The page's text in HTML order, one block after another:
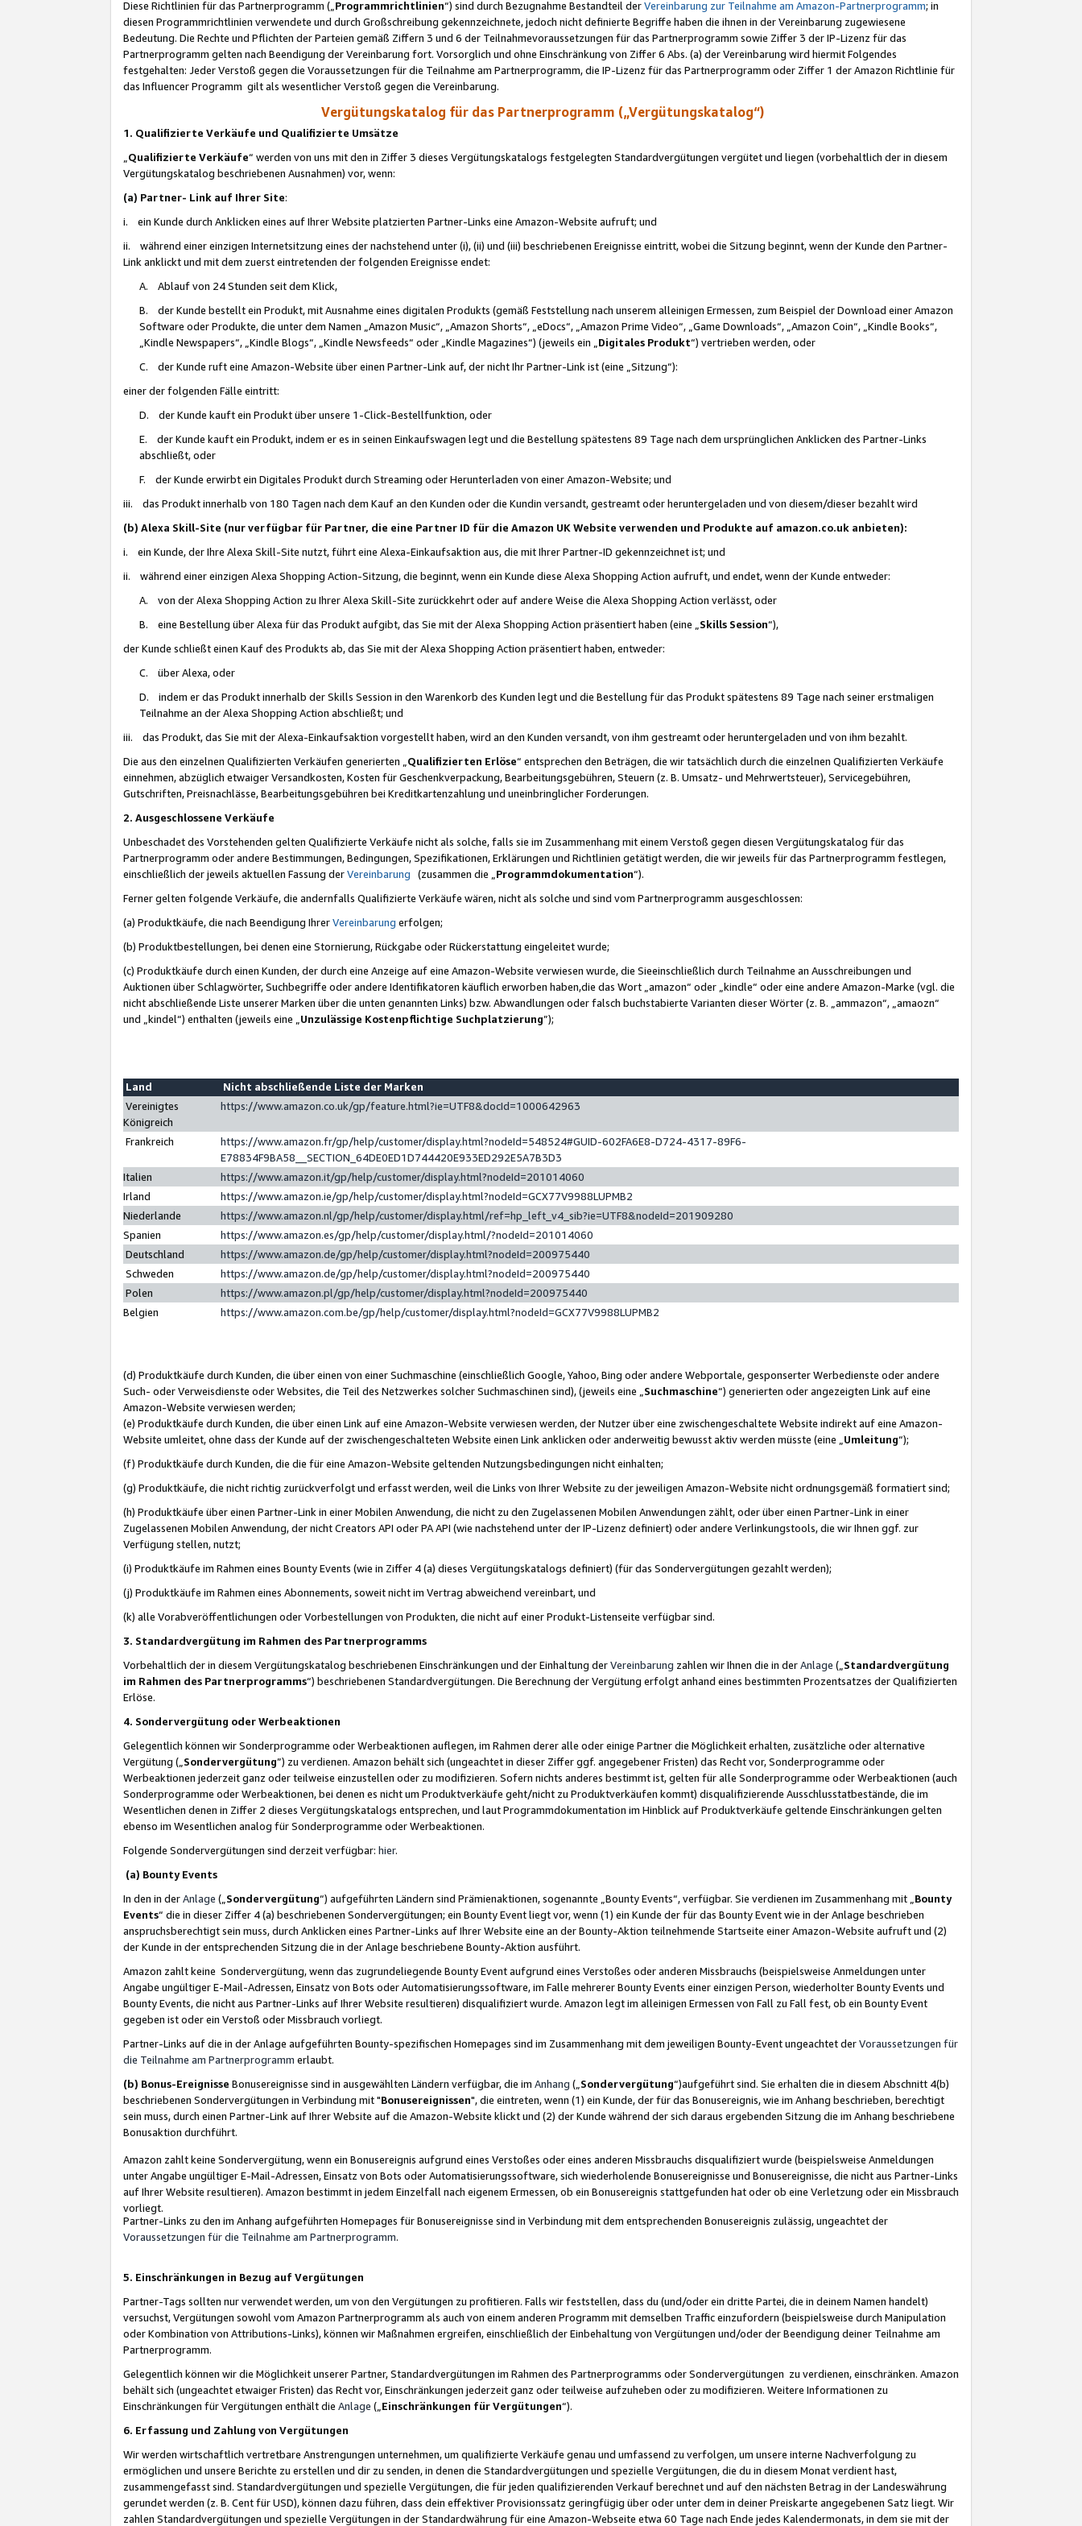
Diese Richtlinien für das Partnerprogramm („Programmrichtlinien“) sind durch Bezugnahme Bestandteil derVereinbarung zur Teilnahme am Amazon-Partnerprogramm; in
diesen Programmrichtlinien verwendete und durch Großschreibung gekennzeichnete, jedoch nicht definierte Begriffe haben die ihnen in der Vereinbarung zugewiesene
Bedeutung. Die Rechte und Pflichten der Parteien gemäß Ziffern 3 und 6 der Teilnahmevoraussetzungen für das Partnerprogramm sowie Ziffer 3 der IP-Lizenz für das
Partnerprogramm gelten nach Beendigung der Vereinbarung fort. Vorsorglich und ohne Einschränkung von Ziffer 6 Abs. (a) der Vereinbarung wird hiermit Folgendes
festgehalten: Jeder Verstoß gegen die Voraussetzungen für die Teilnahme am Partnerprogramm, die IP-Lizenz für das Partnerprogramm oder Ziffer 1 der Amazon Richtlinie für
das Influencer Programm gilt als wesentlicher Verstoß gegen die Vereinbarung.
Vergütungskatalog für das Partnerprogramm („Vergütungskatalog“)
1. Qualifizierte Verkäufe und Qualifizierte Umsätze
Qualifizierte Verkäufe“ werden von uns mit den in Ziffer 3 dieses Vergütungskatalogs festgelegten Standardvergütungen vergütet und liegen (vorbehaltlich der in diesem
Vergütungskatalog beschriebenen Ausnahmen) vor, wenn:
(a) Partner- Link auf Ihrer Site:
i. ein Kunde durch Anklicken eines auf Ihrer Website platzierten Partner-Links eine Amazon-Website aufruft; und
ii. während einer einzigen Internetsitzung eines der nachstehend unter (i), (ii) und (iii) beschriebenen Ereignisse eintritt, wobei die Sitzung beginnt, wenn der Kunde den Partner-
Link anklickt und mit dem zuerst eintretenden der folgenden Ereignisse endet:
A. Ablauf von 24 Stunden seit dem Klick,
B. der Kunde bestellt ein Produkt, mit Ausnahme eines digitalen Produkts (gemäß Feststellung nach unserem alleinigen Ermessen, zum Beispiel der Download einer Amazon
Software oder Produkte, die unter dem Namen „Amazon Music“, „Amazon Shorts“, „eDocs“, „Amazon Prime Video“, „Game Downloads“, „Amazon Coin“, „Kindle Books“,
„Kindle Newspapers“, „Kindle Blogs“, „Kindle Newsfeeds“ oder „Kindle Magazines“) (jeweils ein „ Digitales Produkt“) vertrieben werden, oder
C. der Kunde ruft eine Amazon-Website über einen Partner-Link auf, der nicht Ihr Partner-Link ist (eine „Sitzung“):
einer der folgenden Fälle eintritt:
D. der Kunde kauft ein Produkt über unsere 1-Click-Bestellfunktion, oder
E. der Kunde kauft ein Produkt, indem er es in seinen Einkaufswagen legt und die Bestellung spätestens 89 Tage nach dem ursprünglichen Anklicken des Partner-Links
abschließt, oder
F. der Kunde erwirbt ein Digitales Produkt durch Streaming oder Herunterladen von einer Amazon-Website; und
iii. das Produkt innerhalb von 180 Tagen nach dem Kauf an den Kunden oder die Kundin versandt, gestreamt oder heruntergeladen und von diesem/dieser bezahlt wird
(b) Alexa Skill-Site (nur verfügbar für Partner, die eine Partner ID für die Amazon UK Website verwenden und Produkte auf amazon.co.uk anbieten):
i. ein Kunde, der Ihre Alexa Skill-Site nutzt, führt eine Alexa-Einkaufsaktion aus, die mit Ihrer Partner-ID gekennzeichnet ist; und
ii. während einer einzigen Alexa Shopping Action-Sitzung, die beginnt, wenn ein Kunde diese Alexa Shopping Action aufruft, und endet, wenn der Kunde entweder:
A. von der Alexa Shopping Action zu Ihrer Alexa Skill-Site zurückkehrt oder auf andere Weise die Alexa Shopping Action verlässt, oder
B. eine Bestellung über Alexa für das Produkt aufgibt, das Sie mit der Alexa Shopping Action präsentiert haben (eine „ Skills Session“),
der Kunde schließt einen Kauf des Produkts ab, das Sie mit der Alexa Shopping Action präsentiert haben, entweder:
C. über Alexa, oder
D. indem er das Produkt innerhalb der Skills Session in den Warenkorb des Kunden legt und die Bestellung für das Produkt spätestens 89 Tage nach seiner erstmaligen
Teilnahme an der Alexa Shopping Action abschließt; und
iii. das Produkt, das Sie mit der Alexa-Einkaufsaktion vorgestellt haben, wird an den Kunden versandt, von ihm gestreamt oder heruntergeladen und von ihm bezahlt.
Die aus den einzelnen Qualifizierten Verkäufen generierten „ Qualifizierten Erlöse“ entsprechen den Beträgen, die wir tatsächlich durch die einzelnen Qualifizierten Verkäufe
einnehmen, abzüglich etwaiger Versandkosten, Kosten für Geschenkverpackung, Bearbeitungsgebühren, Steuern (z. B. Umsatz- und Mehrwertsteuer), Servicegebühren,
Gutschriften, Preisnachlässe, Bearbeitungsgebühren bei Kreditkartenzahlung und uneinbringlicher Forderungen.
2. Ausgeschlossene Verkäufe
Unbeschadet des Vorstehenden gelten Qualifizierte Verkäufe nicht als solche, falls sie im Zusammenhang mit einem Verstoß gegen diesen Vergütungskatalog für das
Partnerprogramm oder andere Bestimmungen, Bedingungen, Spezifikationen, Erklärungen und Richtlinien getätigt werden, die wir jeweils für das Partnerprogramm festlegen,
einschließlich der jeweils aktuellen Fassung derVereinbarung (zusammen die „ Programmdokumentation“).
Ferner gelten folgende Verkäufe, die andernfalls Qualifizierte Verkäufe wären, nicht als solche und sind vom Partnerprogramm ausgeschlossen:
(a) Produktkäufe, die nach Beendigung IhrerVereinbarung erfolgen;
(b) Produktbestellungen, bei denen eine Stornierung, Rückgabe oder Rückerstattung eingeleitet wurde;
(c) Produktkäufe durch einen Kunden, der durch eine Anzeige auf eine Amazon-Website verwiesen wurde, die Sieeinschließlich durch Teilnahme an Ausschreibungen und
Auktionen über Schlagwörter, Suchbegriffe oder andere Identifikatoren käuflich erworben haben,die das Wort „amazon“ oder „kindle“ oder eine andere Amazon-Marke (vgl. die
nicht abschließende Liste unserer Marken über die unten genannten Links) bzw. Abwandlungen oder falsch buchstabierte Varianten dieser Wörter (z. B. „ammazon“, „amaozn“
und „kindel“) enthalten (jeweils eine „ Unzulässige Kostenpflichtige Suchplatzierung”);
Land
Nicht abschließende Liste der Marken
Vereinigtes
Königreich
https://www.amazon.co.uk/gp/feature.html?ie=UTF8&docId=1000642963
Frankreich
https://www.amazon.fr/gp/help/customer/display.html?nodeId=548524#GUID-602FA6E8-D724-4317-89F6-
E78834F9BA58__SECTION_64DE0ED1D744420E933ED292E5A7B3D3
Italien
https://www.amazon.it/gp/help/customer/display.html?nodeId=201014060
Irland
https://www.amazon.ie/gp/help/customer/display.html?nodeId=GCX77V9988LUPMB2
Niederlande
https://www.amazon.nl/gp/help/customer/display.html/ref=hp_left_v4_sib?ie=UTF8&nodeId=201909280
Spanien
https://www.amazon.es/gp/help/customer/display.html/?nodeId=201014060
Deutschland
https://www.amazon.de/gp/help/customer/display.html?nodeId=200975440
Schweden
https://www.amazon.de/gp/help/customer/display.html?nodeId=200975440
Polen
https://www.amazon.pl/gp/help/customer/display.html?nodeId=200975440
Belgien
https://www.amazon.com.be/gp/help/customer/display.html?nodeId=GCX77V9988LUPMB2
(d) Produktkäufe durch Kunden, die über einen von einer Suchmaschine (einschließlich Google, Yahoo, Bing oder andere Webportale, gesponserter Werbedienste oder andere
Such- oder Verweisdienste oder Websites, die Teil des Netzwerkes solcher Suchmaschinen sind), (jeweils eine „ Suchmaschine“) generierten oder angezeigten Link auf eine
Amazon-Website verwiesen werden;
(e) Produktkäufe durch Kunden, die über einen Link auf eine Amazon-Website verwiesen werden, der Nutzer über eine zwischengeschaltete Website indirekt auf eine Amazon-
Website umleitet, ohne dass der Kunde auf der zwischengeschalteten Website einen Link anklicken oder anderweitig bewusst aktiv werden müsste (eine „ Umleitung“);
(f) Produktkäufe durch Kunden, die die für eine Amazon-Website geltenden Nutzungsbedingungen nicht einhalten;
(g) Produktkäufe, die nicht richtig zurückverfolgt und erfasst werden, weil die Links von Ihrer Website zu der jeweiligen Amazon-Website nicht ordnungsgemäß formatiert sind;
(h) Produktkäufe über einen Partner-Link in einer Mobilen Anwendung, die nicht zu den Zugelassenen Mobilen Anwendungen zählt, oder über einen Partner-Link in einer
Zugelassenen Mobilen Anwendung, der nicht Creators API oder PA API (wie nachstehend unter der IP-Lizenz definiert) oder andere Verlinkungstools, die wir Ihnen ggf. zur
Verfügung stellen, nutzt;
(i) Produktkäufe im Rahmen eines Bounty Events (wie in Ziffer 4 (a) dieses Vergütungskatalogs definiert) (für das Sondervergütungen gezahlt werden);
(j) Produktkäufe im Rahmen eines Abonnements, soweit nicht im Vertrag abweichend vereinbart, und
(k) alle Vorabveröffentlichungen oder Vorbestellungen von Produkten, die nicht auf einer Produkt-Listenseite verfügbar sind.
3. Standardvergütung im Rahmen des Partnerprogramms
Vorbehaltlich der in diesem Vergütungskatalog beschriebenen Einschränkungen und der Einhaltung derVereinbarung zahlen wir Ihnen die in derAnlage („ Standardvergütung
im Rahmen des Partnerprogramms“) beschriebenen Standardvergütungen. Die Berechnung der Vergütung erfolgt anhand eines bestimmten Prozentsatzes der Qualifizierten
Erlöse.
4. Sondervergütung oder Werbeaktionen
Gelegentlich können wir Sonderprogramme oder Werbeaktionen auflegen, im Rahmen derer alle oder einige Partner die Möglichkeit erhalten, zusätzliche oder alternative
Vergütung („ Sondervergütung”) zu verdienen. Amazon behält sich (ungeachtet in dieser Ziffer ggf. angegebener Fristen) das Recht vor, Sonderprogramme oder
Werbeaktionen jederzeit ganz oder teilweise einzustellen oder zu modifizieren. Sofern nichts anderes bestimmt ist, gelten für alle Sonderprogramme oder Werbeaktionen (auch
Sonderprogramme oder Werbeaktionen, bei denen es nicht um Produktverkäufe geht/nicht zu Produktverkäufen kommt) disqualifizierende Ausschlusstatbestände, die im
Wesentlichen denen in Ziffer 2 dieses Vergütungskatalogs entsprechen, und laut Programmdokumentation im Hinblick auf Produktverkäufe geltende Einschränkungen gelten
ebenso im Wesentlichen analog für Sonderprogramme oder Werbeaktionen.
Folgende Sondervergütungen sind derzeit verfügbar: hier.
(a) Bounty Events
In den in derAnlage („ Sondervergütung“) aufgeführten Ländern sind Prämienaktionen, sogenannte „Bounty Events“, verfügbar. Sie verdienen im Zusammenhang mit „ Bounty
Events“ die in dieser Ziffer 4 (a) beschriebenen Sondervergütungen; ein Bounty Event liegt vor, wenn (1) ein Kunde der für das Bounty Event wie in der Anlage beschrieben
anspruchsberechtigt sein muss, durch Anklicken eines Partner-Links auf Ihrer Website eine an der Bounty-Aktion teilnehmende Startseite einer Amazon-Website aufruft und (2)
der Kunde in der entsprechenden Sitzung die in der Anlage beschriebene Bounty-Aktion ausführt.
Amazon zahlt keine Sondervergütung, wenn das zugrundeliegende Bounty Event aufgrund eines Verstoßes oder anderen Missbrauchs (beispielsweise Anmeldungen unter
Angabe ungültiger E-Mail-Adressen, Einsatz von Bots oder Automatisierungssoftware, im Falle mehrerer Bounty Events einer einzigen Person, wiederholter Bounty Events und
Bounty Events, die nicht aus Partner-Links auf Ihrer Website resultieren) disqualifiziert wurde. Amazon legt im alleinigen Ermessen von Fall zu Fall fest, ob ein Bounty Event
gegeben ist oder ein Verstoß oder Missbrauch vorliegt.
Partner-Links auf die in der Anlage aufgeführten Bounty-spezifischen Homepages sind im Zusammenhang mit dem jeweiligen Bounty-Event ungeachtet derVoraussetzungen für
die Teilnahme am Partnerprogramm erlaubt.
(b) Bonus-Ereignisse Bonusereignisse sind in ausgewählten Ländern verfügbar, die im Anhang („ Sondervergütung“)aufgeführt sind. Sie erhalten die in diesem Abschnitt 4(b)
beschriebenen Sondervergütungen in Verbindung mit "Bonusereignissen", die eintreten, wenn (1) ein Kunde, der für das Bonusereignis, wie im Anhang beschrieben, berechtigt
sein muss, durch einen Partner-Link auf Ihrer Website auf die Amazon-Website klickt und (2) der Kunde während der sich daraus ergebenden Sitzung die im Anhang beschriebene
Bonusaktion durchführt.
Amazon zahlt keine Sondervergütung, wenn ein Bonusereignis aufgrund eines Verstoßes oder eines anderen Missbrauchs disqualifiziert wurde (beispielsweise Anmeldungen
unter Angabe ungültiger E-Mail-Adressen, Einsatz von Bots oder Automatisierungssoftware, sich wiederholende Bonusereignisse und Bonusereignisse, die nicht aus Partner-Links
auf Ihrer Website resultieren). Amazon bestimmt in jedem Einzelfall nach eigenem Ermessen, ob ein Bonusereignis stattgefunden hat oder ob eine Verletzung oder ein Missbrauch
vorliegt.
Partner-Links zu den im Anhang aufgeführten Homepages für Bonusereignisse sind in Verbindung mit dem entsprechenden Bonusereignis zulässig, ungeachtet der
Voraussetzungen für die Teilnahme am Partnerprogramm.
5. Einschränkungen in Bezug auf Vergütungen
Partner-Tags sollten nur verwendet werden, um von den Vergütungen zu profitieren. Falls wir feststellen, dass du (und/oder ein dritte Partei, die in deinem Namen handelt)
versuchst, Vergütungen sowohl vom Amazon Partnerprogramm als auch von einem anderen Programm mit demselben Traffic einzufordern (beispielsweise durch Manipulation
oder Kombination von Attributions-Links), können wir Maßnahmen ergreifen, einschließlich der Einbehaltung von Vergütungen und/oder der Beendigung deiner Teilnahme am
Partnerprogramm.
Gelegentlich können wir die Möglichkeit unserer Partner, Standardvergütungen im Rahmen des Partnerprogramms oder Sondervergütungen zu verdienen, einschränken. Amazon
behält sich (ungeachtet etwaiger Fristen) das Recht vor, Einschränkungen jederzeit ganz oder teilweise aufzuheben oder zu modifizieren. Weitere Informationen zu
Einschränkungen für Vergütungen enthält die Anlage („ Einschränkungen für Vergütungen“).
6. Erfassung und Zahlung von Vergütungen
Wir werden wirtschaftlich vertretbare Anstrengungen unternehmen, um qualifizierte Verkäufe genau und umfassend zu verfolgen, um unsere interne Nachverfolgung zu
ermöglichen und unsere Berichte zu erstellen und dir zu senden, in denen die Standardvergütungen und spezielle Vergütungen, die du in diesem Monat verdient hast,
zusammengefasst sind. Standardvergütungen und spezielle Vergütungen, die für jeden qualifizierenden Verkauf berechnet und auf den nächsten Betrag in der Landeswährung
gerundet werden (z. B. Cent für USD), können dazu führen, dass dein effektiver Provisionssatz geringfügig über oder unter dem in deiner Preiskarte angegebenen Satz liegt. Wir
zahlen Standardvergütungen und spezielle Vergütungen in der Standardwährung für eine Amazon-Webseite etwa 60 Tage nach Ende jedes Kalendermonats, in dem sie mit der